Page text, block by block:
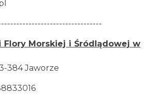
Flory Morskiej i Śródlądowej w
384 Jaworze